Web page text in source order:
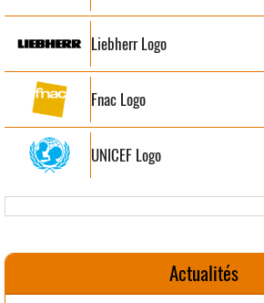
Liebherr Logo
Fnac Logo
UNICEF Logo
Actualités